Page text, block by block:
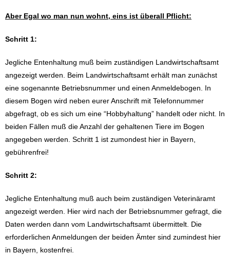
Aber Egal wo man nun wohnt, eins ist überall Pflicht:
Schritt 1:
Jegliche Entenhaltung muß beim zuständigen Landwirtschaftsamt
angezeigt werden. Beim Landwirtschaftsamt erhält man zunächst
eine sogenannte Betriebsnummer und einen Anmeldebogen. In
diesem Bogen wird neben eurer Anschrift mit Telefonnummer
abgefragt, ob es sich um eine “Hobbyhaltung” handelt oder nicht. In
beiden Fällen muß die Anzahl der gehaltenen Tiere im Bogen
angegeben werden. Schritt 1 ist zumondest hier in Bayern,
gebührenfrei!
Schritt 2:
Jegliche Entenhaltung muß auch beim zuständigen Veterinäramt
angezeigt werden. Hier wird nach der Betriebsnummer gefragt, die
Daten werden dann vom Landwirtschaftsamt übermittelt. Die
erforderlichen Anmeldungen der beiden Ämter sind zumindest hier
in Bayern, kostenfrei.